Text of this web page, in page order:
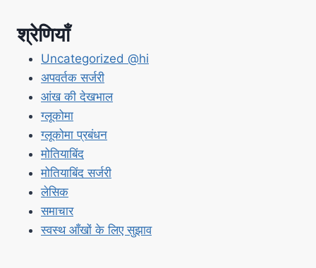
श्रेणियाँ
Uncategorized @hi
अपवर्तक सर्जरी
आंख की देखभाल
ग्लूकोमा
ग्लूकोमा प्रबंधन
मोतियाबिंद
मोतियाबिंद सर्जरी
लेसिक
समाचार
स्वस्थ आँखों के लिए सुझाव